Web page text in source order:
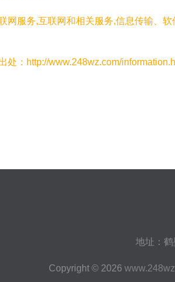
网服务,互联网和相关服务,信息传输、
处：http://www.248wz.com/
地址：
Copyright © 2026